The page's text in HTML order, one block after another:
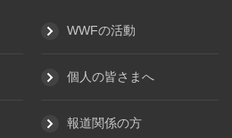
WWFの活動
個人の皆さまへ
報道関係の方